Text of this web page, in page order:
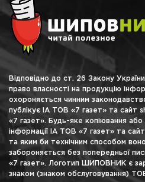
Відповідно до ст. 26 Закону
право власності на продукцію
охороняється чинним
публікує ІА ТОВ «7 газет» та сайт
«7 газет». Будь-яке копіювання
інформації ІА ТОВ «7 газет» та
та яким би технічним способом
забороняється без попередньої
«7 газет». Логотип ШИПОВНИК є
знаком (знаком обслуговування)